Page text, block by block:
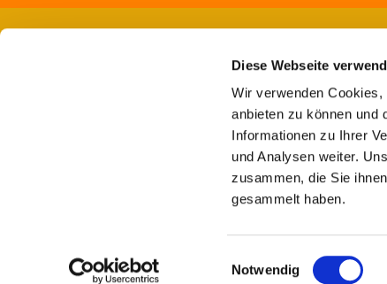
Diese Webseite
Wir verwenden
anbieten zu können und
Informationen zu Ihrer
und Analysen weiter.
zusammen, die Sie
gesammelt haben.
i
Notwendig